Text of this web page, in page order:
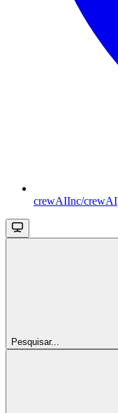
crewAIInc/crewAI
Pesquisar...